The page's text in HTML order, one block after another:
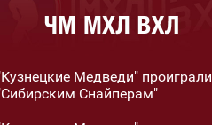
Медведи" проиграли
Снайперам"